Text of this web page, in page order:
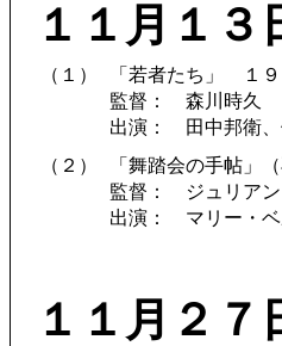
１１月１
（１）
「若者たち」 １
監督： 森川時久
出演： 田中邦衛、
（２）
「舞踏会の手帖
監督： ジュリアン
出演： マリー・ベ
１１月２